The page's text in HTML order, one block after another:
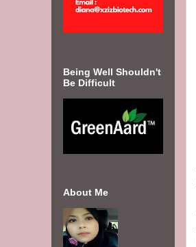
Being Well Shouldn't
Be Difficult
About Me